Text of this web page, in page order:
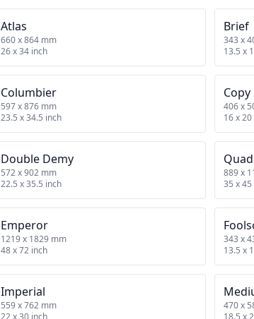
Atlas
660 x 864 mm
26 x 34 inch
Brief
343 x
13.5 x
Columbier
597 x 876 mm
23.5 x 34.5 inch
406 x
16 x
Double Demy
572 x 902 mm
22.5 x 35.5 inch
889 x
35 x
Emperor
1219 x 1829 mm
48 x 72 inch
343 x
13.5 x
Imperial
559 x 762 mm
22 x 30 inch
470 x
18.5 x